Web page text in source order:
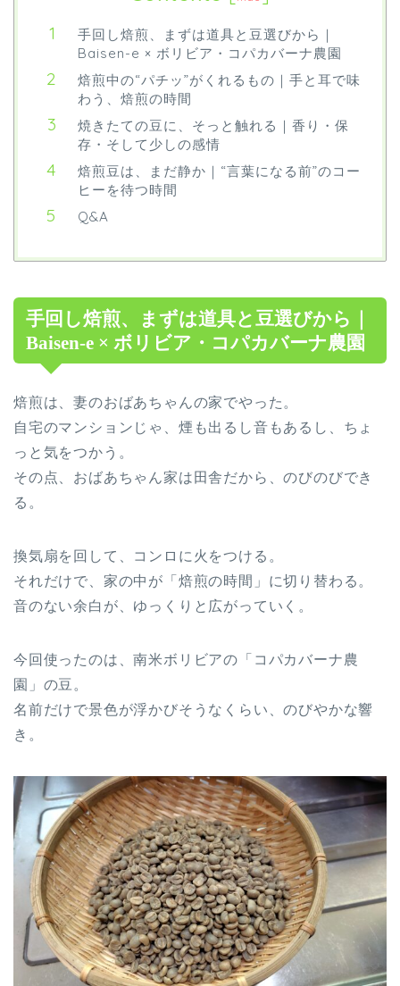
手回し焙煎、まずは道具と豆選びから｜
Baisen-e × ボリビア・コパカバーナ農園
焙煎中の“パチッ”がくれるもの｜手と耳で味
わう、焙煎の時間
焼きたての豆に、そっと触れる｜香り・保
存・そして少しの感情
焙煎豆は、まだ静か｜“言葉になる前”のコー
ヒーを待つ時間
Q&A
手回し焙煎、まずは道具と豆選びから｜
Baisen-e × ボリビア・コパカバーナ農園
焙煎は、妻のおばあちゃんの家でやった。
自宅のマンションじゃ、煙も出るし音もあるし、ちょ
っと気をつかう。
その点、おばあちゃん家は田舎だから、のびのびでき
る。
換気扇を回して、コンロに火をつける。
それだけで、家の中が「焙煎の時間」に切り替わる。
音のない余白が、ゆっくりと広がっていく。
今回使ったのは、南米ボリビアの「コパカバーナ農
園」の豆。
名前だけで景色が浮かびそうなくらい、のびやかな響
き。